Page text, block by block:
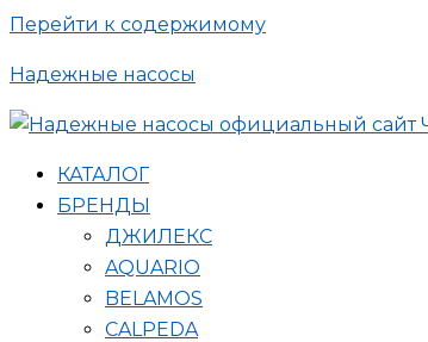
Перейти к содержимому
Надежные насосы
КАТАЛОГ
БРЕНДЫ
ДЖИЛЕКС
AQUARIO
BELAMOS
CALPEDA